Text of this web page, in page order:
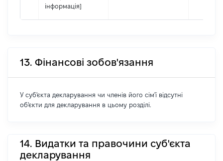
інформація]
13. Фінансові зобов'язання
У суб'єкта декларування чи членів його сім'ї відсутні
об'єкти для декларування в цьому розділі.
14. Видатки та правочини суб'єкта
декларування